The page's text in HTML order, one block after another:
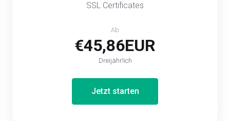
SSL Certificates
Ab
€45,86EUR
Dreijährlich
Jetzt starten